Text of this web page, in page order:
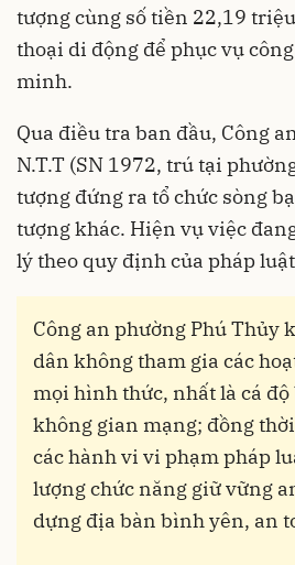
tượng cùng số tiền 22,19
thoại di động để phục vụ
minh.
Qua điều tra ban đầu, Công
N.T.T (SN 1972, trú tại
tượng đứng ra tổ chức sòng
tượng khác. Hiện vụ việc
lý theo quy định của pháp
Công an phường Phú Thủy
dân không tham gia các
mọi hình thức, nhất là cá
không gian mạng; đồng
các hành vi vi phạm pháp
lượng chức năng giữ vững
dựng địa bàn bình yên, an